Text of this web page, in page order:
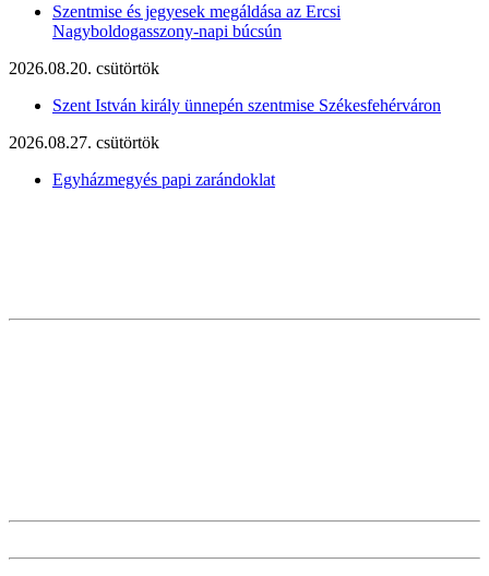
Szentmise és jegyesek megáldása az Ercsi
Nagyboldogasszony-napi búcsún
2026.08.20. csütörtök
Szent István király ünnepén szentmise Székesfehérváron
2026.08.27. csütörtök
Egyházmegyés papi zarándoklat